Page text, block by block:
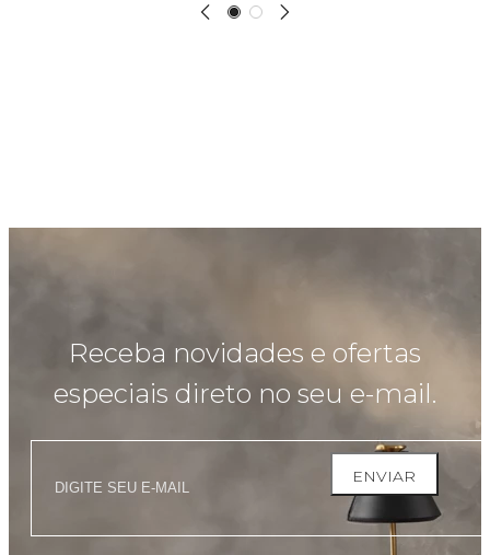
Receba novidades e ofertas
especiais direto no seu e-mail.
ENVIAR